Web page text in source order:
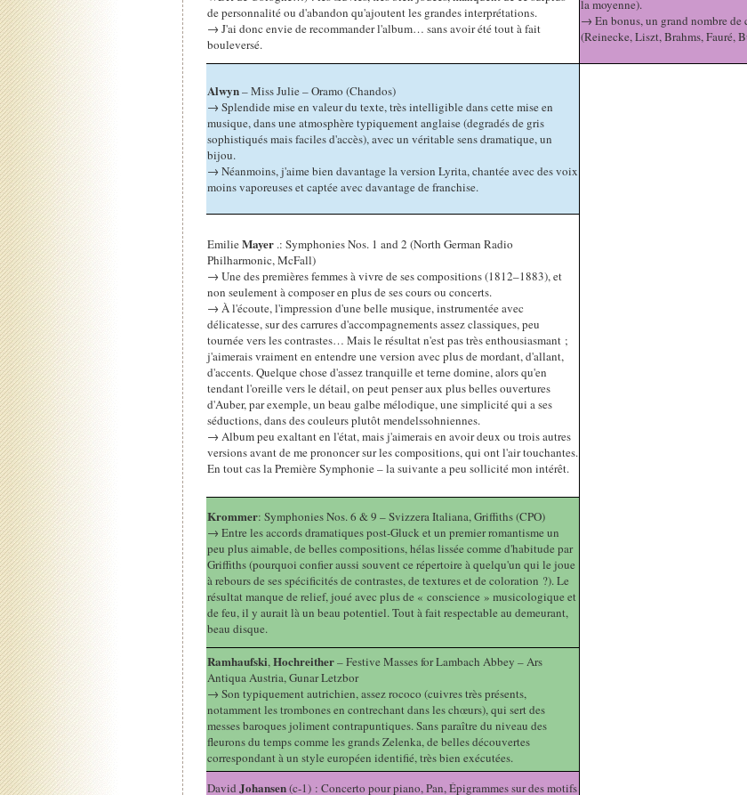
de personnalité ou d'abandon qu'ajoutent les grandes interprétations.
→ J'ai donc envie de recommander l'album… sans avoir été tout à fait
bouleversé.
la moyenne).
→ En bonus, un grand nombre de
(Reinecke, Liszt, Brahms, Fauré,
Alwyn– Miss Julie – Oramo (Chandos)
→ Splendide mise en valeur du texte, très intelligible dans cette mise en
musique, dans une atmosphère typiquement anglaise (degradés de gris
sophistiqués mais faciles d'accès), avec un véritable sens dramatique, un
bijou.
→ Néanmoins, j'aime bien davantage la version Lyrita, chantée avec des voix
moins vaporeuses et captée avec davantage de franchise.
EmilieMayer .: Symphonies Nos. 1 and 2 (North German Radio
Philharmonic, McFall)
→ Une des premières femmes à vivre de ses compositions (1812–1883), et
non seulement à composer en plus de ses cours ou concerts.
→ À l'écoute, l'impression d'une belle musique, instrumentée avec
délicatesse, sur des carrures d'accompagnements assez classiques, peu
tournée vers les contrastes… Mais le résultat n'est pas très enthousiasmant ;
j'aimerais vraiment en entendre une version avec plus de mordant, d'allant,
d'accents. Quelque chose d'assez tranquille et terne domine, alors qu'en
tendant l'oreille vers le détail, on peut penser aux plus belles ouvertures
d'Auber, par exemple, un beau galbe mélodique, une simplicité qui a ses
séductions, dans des couleurs plutôt mendelssohniennes.
→ Album peu exaltant en l'état, mais j'aimerais en avoir deux ou trois autres
versions avant de me prononcer sur les compositions, qui ont l'air touchantes.
En tout cas la Première Symphonie – la suivante a peu sollicité mon intérêt.
Krommer: Symphonies Nos. 6 & 9 – Svizzera Italiana, Griffiths (CPO)
→ Entre les accords dramatiques post-Gluck et un premier romantisme un
peu plus aimable, de belles compositions, hélas lissée comme d'habitude par
Griffiths (pourquoi confier aussi souvent ce répertoire à quelqu'un qui le joue
à rebours de ses spécificités de contrastes, de textures et de coloration ?). Le
résultat manque de relief, joué avec plus de « conscience » musicologique et
de feu, il y aurait là un beau potentiel. Tout à fait respectable au demeurant,
beau disque.
Ramhaufski,Hochreither– Festive Masses for Lambach Abbey – Ars
Antiqua Austria, Gunar Letzbor
→ Son typiquement autrichien, assez rococo (cuivres très présents,
notamment les trombones en contrechant dans les chœurs), qui sert des
messes baroques joliment contrapuntiques. Sans paraître du niveau des
fleurons du temps comme les grands Zelenka, de belles découvertes
correspondant à un style européen identifié, très bien exécutées.
DavidJohansen(c-1) : Concerto pour piano, Pan, Épigrammes sur des motifs